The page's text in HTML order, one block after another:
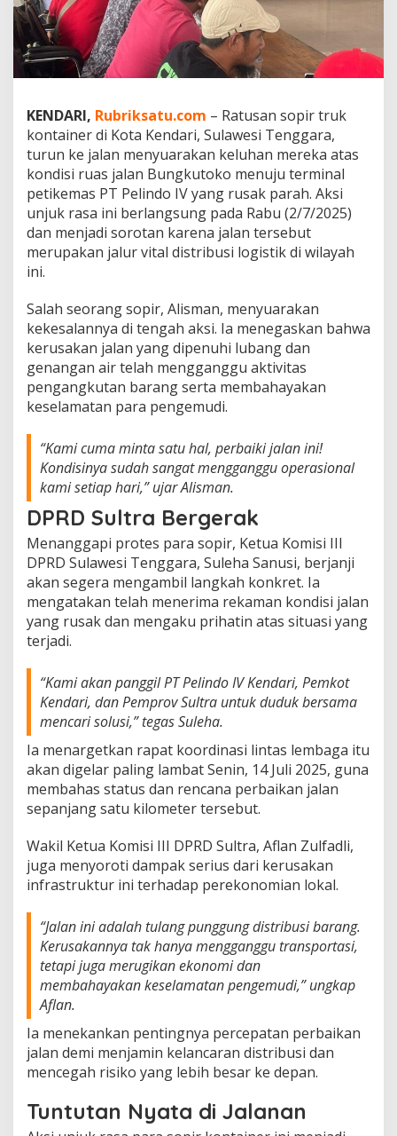
n
i
r
a
m
,
J
a
a
n
a
k
d
i
B
u
n
k
u
t
o
o
A
n
c
a
m
K
l
a
m
a
t
n
d
a
E
o
n
m
KENDARI, Rubriksatu.com – Ratusan sopir truk
kontainer di Kota Kendari, Sulawesi Tenggara,
turun ke jalan menyuarakan keluhan mereka atas
kondisi ruas jalan Bungkutoko menuju terminal
petikemas PT Pelindo IV yang rusak parah. Aksi
unjuk rasa ini berlangsung pada Rabu (2/7/2025)
dan menjadi sorotan karena jalan tersebut
merupakan jalur vital distribusi logistik di wilayah
ini.
Salah seorang sopir, Alisman, menyuarakan
kekesalannya di tengah aksi. Ia menegaskan bahwa
kerusakan jalan yang dipenuhi lubang dan
genangan air telah mengganggu aktivitas
pengangkutan barang serta membahayakan
keselamatan para pengemudi.
“Kami cuma minta satu hal, perbaiki jalan ini!
Kondisinya sudah sangat mengganggu operasional
kami setiap hari,” ujar Alisman.
DPRD Sultra Bergerak
Menanggapi protes para sopir, Ketua Komisi III
DPRD Sulawesi Tenggara, Suleha Sanusi, berjanji
akan segera mengambil langkah konkret. Ia
mengatakan telah menerima rekaman kondisi jalan
yang rusak dan mengaku prihatin atas situasi yang
terjadi.
“Kami akan panggil PT Pelindo IV Kendari, Pemkot
Kendari, dan Pemprov Sultra untuk duduk bersama
mencari solusi,” tegas Suleha.
Ia menargetkan rapat koordinasi lintas lembaga itu
akan digelar paling lambat Senin, 14 Juli 2025, guna
membahas status dan rencana perbaikan jalan
sepanjang satu kilometer tersebut.
Wakil Ketua Komisi III DPRD Sultra, Aflan Zulfadli,
juga menyoroti dampak serius dari kerusakan
infrastruktur ini terhadap perekonomian lokal.
“Jalan ini adalah tulang punggung distribusi barang.
Kerusakannya tak hanya mengganggu transportasi,
tetapi juga merugikan ekonomi dan
membahayakan keselamatan pengemudi,” ungkap
Aflan.
Ia menekankan pentingnya percepatan perbaikan
jalan demi menjamin kelancaran distribusi dan
mencegah risiko yang lebih besar ke depan.
Tuntutan Nyata di Jalanan